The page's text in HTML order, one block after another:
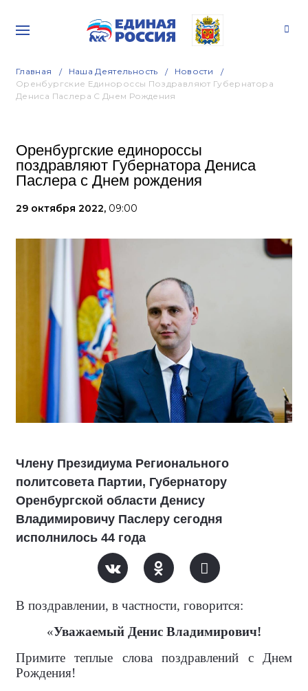
Главная Наша Деятельность
Новости
Оренбургские Единороссы Поздравляют Губернатора
Дениса Паслера С Днем Рождения
Оренбургские единороссы
поздравляют Губернатора Дениса
Паслера с Днем рождения
29 октября 2022, 09:00
Члену Президиума Регионального
политсовета Партии, Губернатору
Оренбургской области Денису
Владимировичу Паслеру сегодня
исполнилось 44 года
В поздравлении, в частности, говорится:
«Уважаемый Денис Владимирович!
Примите теплые слова поздравлений с Днем
Рождения!